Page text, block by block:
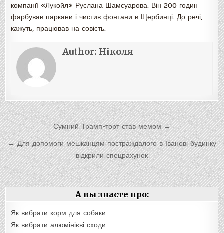
компанії «Лукойл» Руслана Шамсуарова. Він 200 годин
фарбував паркани і чистив фонтани в Щербинці. До речі,
кажуть, працював на совість.
Author: Ніколя
Навигация
по
записям
Сумний Трамп-торт став мемом →
← Для допомоги мешканцям постраждалого в Іванові будинку
відкрили спецрахунок
А вы знаєте про:
Як вибрати корм для собаки
Як вибрати алюмінієві сходи